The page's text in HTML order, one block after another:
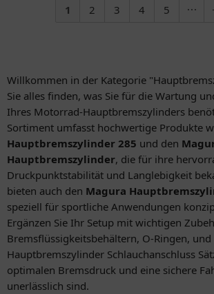
1 2 3 4 5
Willkommen in der Kategorie
Sie alles finden, was Sie für die Wartung
Ihres Motorrad-Hauptbremszylinders
Sortiment umfasst hochwertige Produkte
Hauptbremszylinder 285 und den
Hauptbremszylinder, die für ihre
Druckpunktstabilität und Langlebigkeit
bieten auch den Magura
speziell für sportliche Anwendungen
Ergänzen Sie Ihr Setup mit wichtigen
Bremsflüssigkeitsbehältern, O-Ringen, und
Hauptbremszylinder Schlauchanschluss
optimalen Bremsdruck und eine sichere
unerlässlich sind.